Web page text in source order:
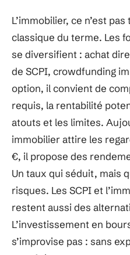
L’immobilier, ce n’est
classique du terme. Les
se diversifient : achat
de SCPI, crowdfunding
option, il convient de
requis, la rentabilité
atouts et les limites.
immobilier attire les
€, il propose des
Un taux qui séduit, mais
risques. Les SCPI et
restent aussi des
L’investissement en
s’improvise pas : sans